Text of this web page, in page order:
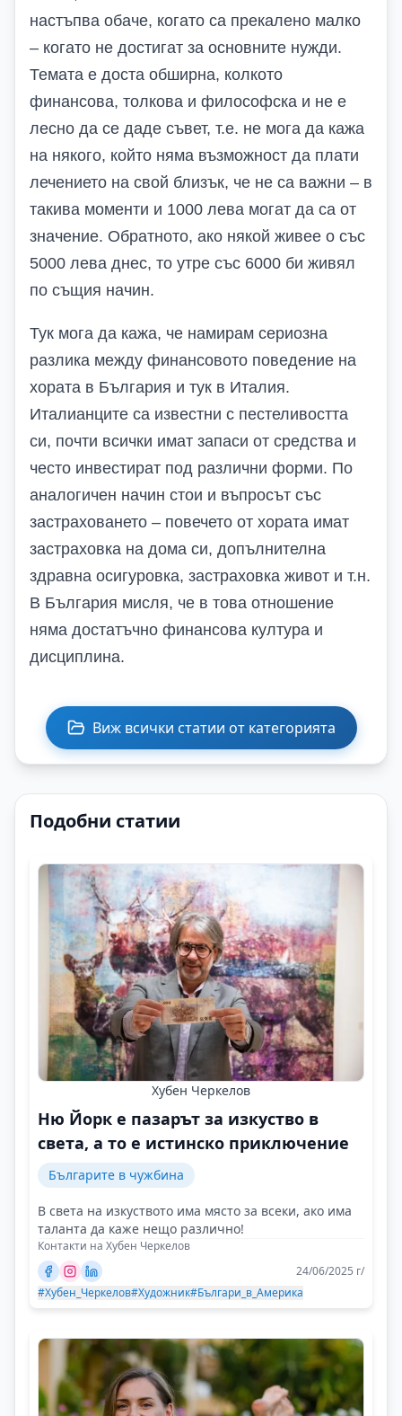
настъпва обаче, когато са прекалено малко
– когато не достигат за основните нужди.
Темата е доста обширна, колкото
финансова, толкова и философска и не е
лесно да се даде съвет, т.е. не мога да кажа
на някого, който няма възможност да плати
лечението на свой близък, че не са важни – в
такива моменти и 1000 лева могат да са от
значение. Обратното, ако някой живее о със
5000 лева днес, то утре със 6000 би живял
по същия начин.
Тук мога да кажа, че намирам сериозна
разлика между финансовото поведение на
хората в България и тук в Италия.
Италианците са известни с пестеливостта
си, почти всички имат запаси от средства и
често инвестират под различни форми. По
аналогичен начин стои и въпросът със
застраховането – повечето от хората имат
застраховка на дома си, допълнителна
здравна осигуровка, застраховка живот и т.н.
В България мисля, че в това отношение
няма достатъчно финансова култура и
дисциплина.
Виж всички статии от категорията
Подобни статии
Хубен Черкелов
Ню Йорк е пазарът за изкуство в
света, а то е истинско приключение
Българите в чужбина
В света на изкуството има място за всеки, ако има
таланта да каже нещо различно!
Контакти на Хубен Черкелов
24/06/2025 г/
#Хубен_Черкелов#Художник#Българи_в_Америка